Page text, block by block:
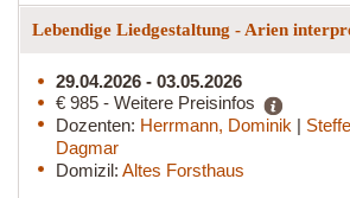
Lebendige Liedgestaltung - Arien
29.04.2026 - 03.05.2026
€ 985 - Weitere Preisinfos
Dozenten: Herrmann, Dominik |
Dagmar
Domizil: Altes Forsthaus